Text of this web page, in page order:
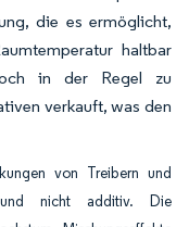
die es ermöglicht,
haltbar
in der Regel zu
verkauft, was den
von Treibern und
und nicht additiv. Die